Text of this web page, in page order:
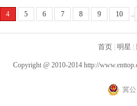
4 5 6 7 8 9 10 ..
首页 明星
Copyright @ 2010-2014 http://
冀公